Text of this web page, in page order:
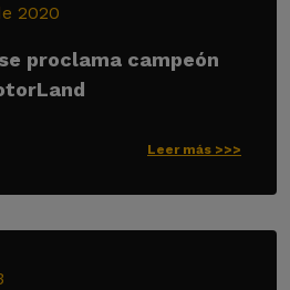
2020
proclama campeón
Leer más >>>